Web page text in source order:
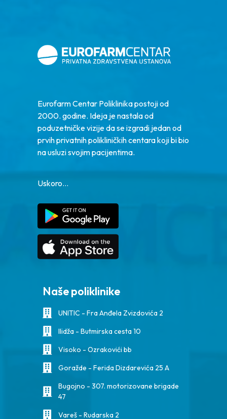
Eurofarm Centar Poliklinika postoji od
2000. godine. Ideja je nastala od
poduzetničke vizije da se izgradi jedan od
prvih privatnih polikliničkih centara koji bi bio
na usluzi svojim pacijentima.
Uskoro...
Naše poliklinike
UNITIC - Fra Anđela Zvizdovića 2
Ilidža - Butmirska cesta 10
Visoko - Ozrakovići bb
Goražde - Ferida Dizdarevića 25 A
Bugojno - 307. motorizovane brigade
47
Vareš - Rudarska 2